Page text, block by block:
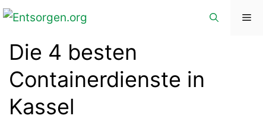
Zum
springen
Die 4 besten
Containerdienste in
Kassel